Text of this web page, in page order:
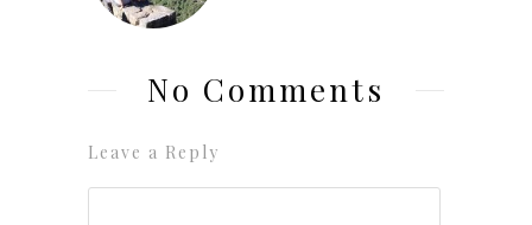
No Comments
Leave a Reply